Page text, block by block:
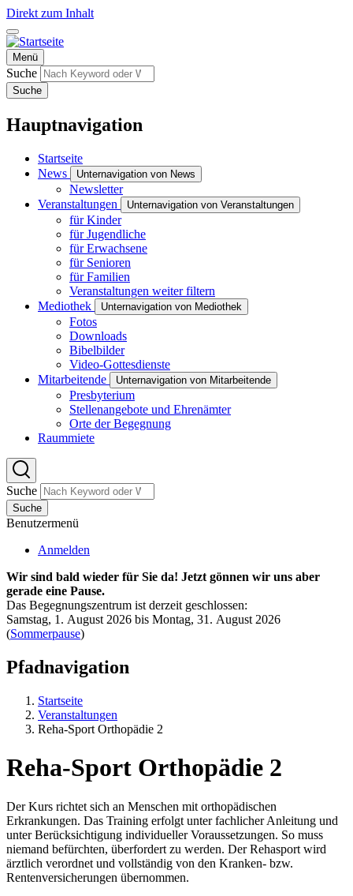
Direkt zum Inhalt
Menü
Suche
Suche
Hauptnavigation
Startseite
News
Unternavigation von News
Newsletter
Veranstaltungen
Unternavigation von Veranstaltungen
für Kinder
für Jugendliche
für Erwachsene
für Senioren
für Familien
Veranstaltungen weiter filtern
Mediothek
Unternavigation von Mediothek
Fotos
Downloads
Bibelbilder
Video-Gottesdienste
Mitarbeitende
Unternavigation von Mitarbeitende
Presbyterium
Stellenangebote und Ehrenämter
Orte der Begegnung
Raummiete
Suche
Suche
Benutzermenü
Anmelden
Wir sind bald wieder für Sie da! Jetzt gönnen wir uns aber
gerade eine Pause.
Das Begegnungszentrum ist derzeit geschlossen:
Samstag, 1. August 2026 bis Montag, 31. August 2026
(Sommerpause)
Pfadnavigation
Startseite
Veranstaltungen
Reha-Sport Orthopädie 2
Reha-Sport Orthopädie 2
Der Kurs richtet sich an Menschen mit orthopädischen
Erkrankungen. Das Training erfolgt unter fachlicher Anleitung und
unter Berücksichtigung individueller Voraussetzungen. So muss
niemand befürchten, überfordert zu werden. Der Rehasport wird
ärztlich verordnet und vollständig von den Kranken- bzw.
Rentenversicherungen übernommen.